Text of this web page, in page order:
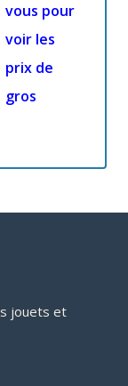
vous pour
voir les
prix de
gros
jouets et